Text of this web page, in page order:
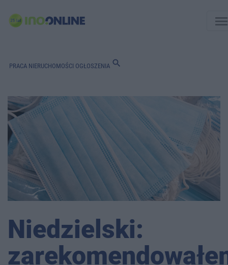
PRACA NIERUCHOMOŚCI OGŁOSZENIA search
Niedzielski: